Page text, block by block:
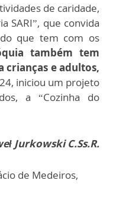
de caridade,
SARI”, que convida
que tem com os
também tem
crianças e adultos,
iniciou um projeto
a “Cozinha do
Jurkowski C.Ss.R.
de Medeiros,